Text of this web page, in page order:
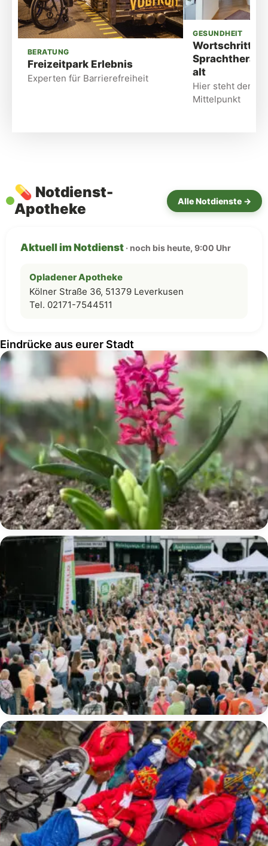
BERATUNG
Freizeitpark Erlebnis
Experten für Barrierefreiheit
GESUNDHEIT
Wortschritt –
alt
Hier steht der
Mittelpunkt
💊 Notdienst-
Apotheke
Alle Notdienste →
Aktuell im Notdienst · noch bis heute, 9:00 Uhr
Opladener Apotheke
Kölner Straße 36, 51379 Leverkusen
Tel. 02171-7544511
Eindrücke aus eurer Stadt